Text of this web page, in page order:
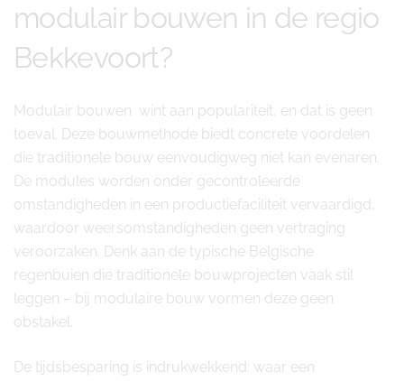
modulair bouwen in de regio
Bekkevoort?
Modulair bouwen wint aan populariteit, en dat is geen
toeval. Deze bouwmethode biedt concrete voordelen
die traditionele bouw eenvoudigweg niet kan evenaren.
De modules worden onder gecontroleerde
omstandigheden in een productiefaciliteit vervaardigd,
waardoor weersomstandigheden geen vertraging
veroorzaken. Denk aan de typische Belgische
regenbuien die traditionele bouwprojecten vaak stil
leggen – bij modulaire bouw vormen deze geen
obstakel.
De tijdsbesparing is indrukwekkend: waar een